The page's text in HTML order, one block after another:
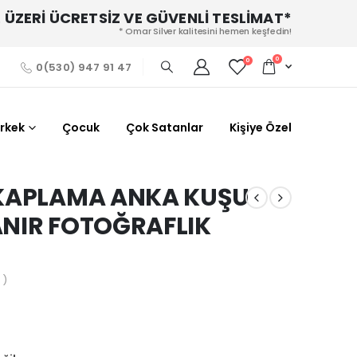
ÜCRETSİZ VE GÜVENLİ TESLİMAT*
* Omar Silver kalitesini hemen keşfedin!
0(530) 947 91 47 0 0
Çocuk Çok Satanlar Kişiye Özel
ANKA KUŞU
FOTOĞRAFLIK
)